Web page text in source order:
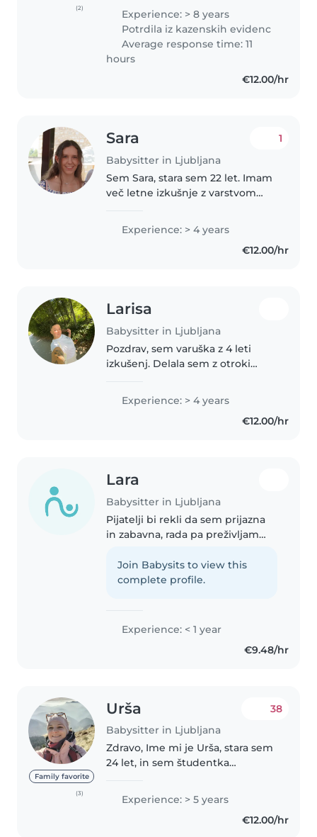
(2)
Ljubljani. Za mano je sedem let
izkušenj varstva otrok različnih
starosti, od malčkov do
najstnikov...
Experience: > 8 years
Potrdila iz kazenskih evidenc
Average response time: 11
hours
€12.00/hr
Sara
Babysitter in Ljubljana
1
Sem Sara, stara sem 22 let. Imam
več letne izkušnje z varstvom
odprla svoj s.p za varstvo otrok.
Izkušnje imam z dojenčki pa vse
Experience: > 4 years
€12.00/hr
Larisa
Babysitter in Ljubljana
Pozdrav, sem varuška z 4 leti
izkušenj. Delala sem z otroki
najstnika, in imam certifikat za
prvo pomoč. Govorim
slovenščino in bosanščino.
Experience: > 4 years
€12.00/hr
Lara
Babysitter in Ljubljana
Pijatelji bi rekli da sem prijazna
in zabavna, rada pa preživljam
delati v vrtcu kjer bom delala vse
skupaj 10dni, da dobim izkušnje.
Join Babysits to view this
complete profile.
Experience: < 1 year
€9.48/hr
Family favorite
(3)
Urša
Babysitter in Ljubljana
38
Zdravo, Ime mi je Urša, stara sem
24 let, in sem študentka
in rehabilitacijske pedagogike
na Univerzi v Ljubljani. Sem
nasmejana in polna energije.
Experience: > 5 years
€12.00/hr